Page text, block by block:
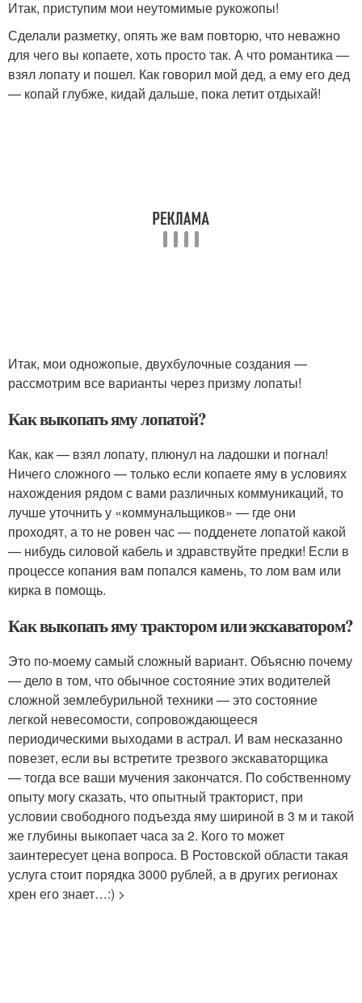
Итак, приступим мои неутомимые рукожопы!
Сделали разметку, опять же вам повторю, что неважно
для чего вы копаете, хоть просто так. А что романтика —
взял лопату и пошел. Как говорил мой дед, а ему его дед
— копай глубже, кидай дальше, пока летит отдыхай!
Итак, мои одножопые, двухбулочные создания —
рассмотрим все варианты через призму лопаты!
Как выкопать яму лопатой?
Как, как — взял лопату, плюнул на ладошки и погнал!
Ничего сложного — только если копаете яму в условиях
нахождения рядом с вами различных коммуникаций, то
лучше уточнить у «коммунальщиков» — где они
проходят, а то не ровен час — подденете лопатой какой
— нибудь силовой кабель и здравствуйте предки! Если в
процессе копания вам попался камень, то лом вам или
кирка в помощь.
Как выкопать яму трактором или экскаватором?
Это по-моему самый сложный вариант. Объясню почему
— дело в том, что обычное состояние этих водителей
сложной землебурильной техники — это состояние
легкой невесомости, сопровождающееся
периодическими выходами в астрал. И вам несказанно
повезет, если вы встретите трезвого экскаваторщика
— тогда все ваши мучения закончатся. По собственному
опыту могу сказать, что опытный тракторист, при
условии свободного подъезда яму шириной в 3 м и такой
же глубины выкопает часа за 2. Кого то может
заинтересует цена вопроса. В Ростовской области такая
услуга стоит порядка 3000 рублей, а в других регионах
хрен его знает…:) >